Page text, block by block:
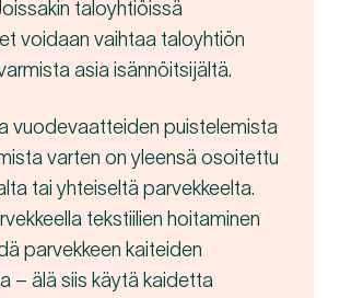
taloyhtiöissä
voidaan vaihtaa taloyhtiön
asia isännöitsijältä.
vuodevaatteiden puistelemista
varten on yleensä osoitettu
tai yhteiseltä parvekkeelta.
tekstiilien hoitaminen
parvekkeen kaiteiden
– älä siis käytä kaidetta